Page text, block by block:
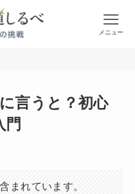
メニュー
言うと？初心
門
まれています。